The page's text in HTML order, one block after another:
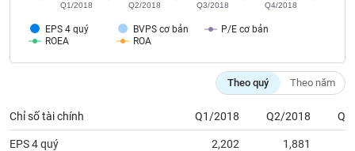
EPS 4 quý BVPS cơ bản
P/E cơ bản
ROEA
ROA
Q1/2018 Q2/2018 Q3/2018 Q4/2018
Theo quý Theo năm
Chỉ số tài chính Q1/2018 Q2/2018
EPS 4 quý 2,202 1,881